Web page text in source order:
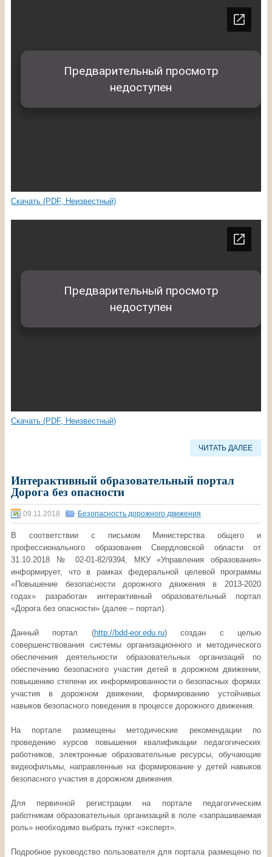
Скачать (PDF, Неизвестный)
Скачать (PDF, Неизвестный)
ЧИТАТЬ ДАЛЕЕ
Интерактивный образовательный портал
Дорога без опасности
09.11.2018 Безопасность дорожного движения
В соответствии с письмом Министерства общего и
профессионального образования Свердловской области от
31.10.2018 № 02-01-82/9394, МКУ «Управления образования»
информирует, что в рамках федеральной целевой программы
«Повышение безопасности дорожного движения в 2013-2020
годах» разработан интерактивный образовательный портал
«Дорога без опасности» (далее – портал).
Данный портал (http://bdd-eor.edu.ru) создан с целью
совершенствования системы организационного и методического
обеспечения деятельности образовательных организаций по
обеспечению безопасного участия детей в дорожном движении,
повышению степени их информированности о безопасных формах
участия в дорожном движении, формированию устойчивых
навыков безопасного поведения в процессе дорожного движения.
На портале размещены методические рекомендации по
проведению курсов повышения квалификации педагогических
работников, электронные образовательные ресурсы, обучающие
видеофильмы, направленные на формирование у детей навыков
безопасного участия в дорожном движения.
Для первичной регистрации на портале педагогическим
работникам образовательных организаций в поле «запрашиваемая
роль» необходимо выбрать пункт «эксперт».
Подробное руководство пользователя для портала размещено по